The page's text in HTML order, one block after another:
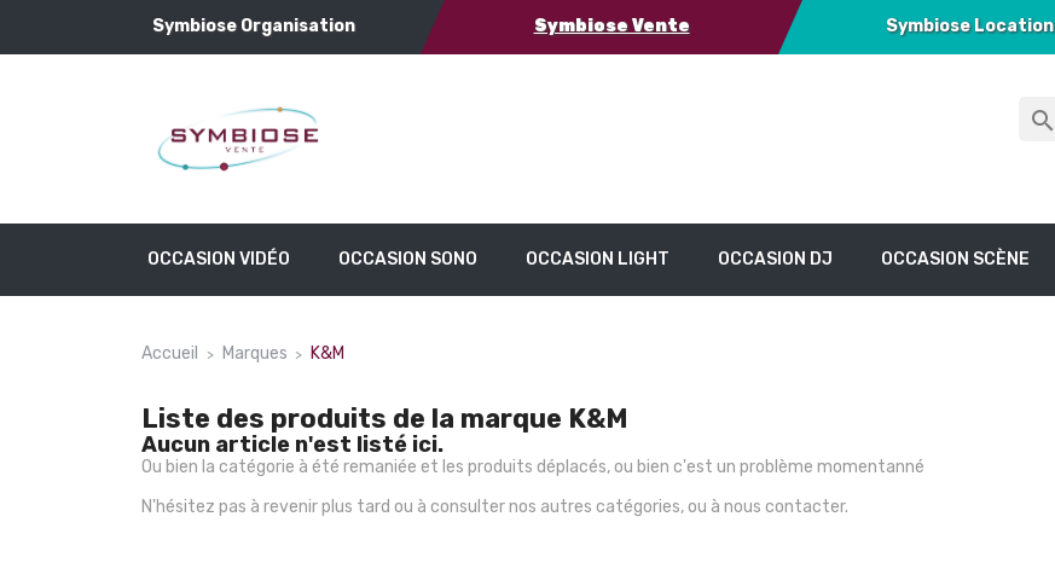
Symbiose Organisation Symbiose Vente Symbiose Location
search
OCCASION VIDÉO OCCASION SONO OCCASION LIGHT OCCASION DJ OCCASION SCÈNE
Accueil Marques K&M
Liste des produits de la marque K&M
Aucun article n'est listé ici.
Ou bien la catégorie à été remaniée et les produits déplacés, ou bien c'est un problème momentanné
N'hésitez pas à revenir plus tard ou à consulter nos autres catégories, ou à nous contacter.